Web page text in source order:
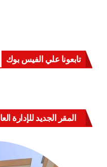
تابعونا علي الفيس بوك
المقر الجديد للإدارة